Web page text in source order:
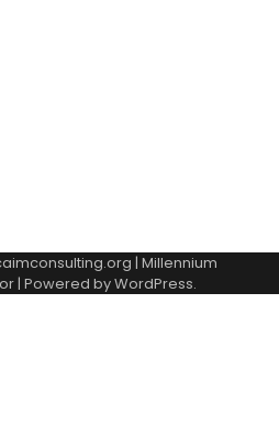
| Millennium
| Powered byWordPress.